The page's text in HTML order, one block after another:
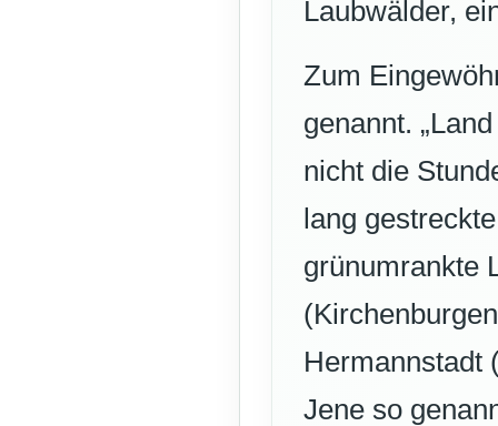
Laubwälder,
Zum
genannt.
nicht die
lang
grünumrankte
Hermannstadt
Jene so